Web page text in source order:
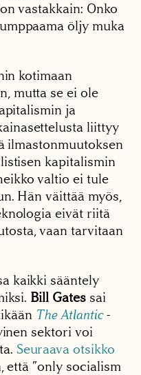
vastakkain: Onko
öljy muka
kotimaan
mutta se ei ole
ja
liittyy
ilmastonmuutoksen
kapitalismin
valtio ei tule
Hän väittää myös,
eivät riitä
vaan tarvitaan
kaikki sääntely
Bill Gatessai
The Atlantic-
sektori voi
Seuraava otsikko
että ”only socialism